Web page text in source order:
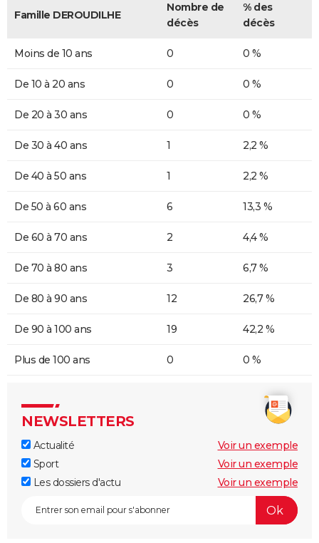
Famille DEROUDILHE
Nombre de
décès
% des
décès
Moins de 10 ans 0 0 %
De 10 à 20 ans 0 0 %
De 20 à 30 ans 0 0 %
De 30 à 40 ans 1 2,2 %
De 40 à 50 ans 1 2,2 %
De 50 à 60 ans 6 13,3 %
De 60 à 70 ans 2 4,4 %
De 70 à 80 ans 3 6,7 %
De 80 à 90 ans 12 26,7 %
De 90 à 100 ans 19 42,2 %
Plus de 100 ans 0 0 %
NEWSLETTERS
Actualité
Voir un exemple
Sport
Voir un exemple
Les dossiers d'actu
Voir un exemple